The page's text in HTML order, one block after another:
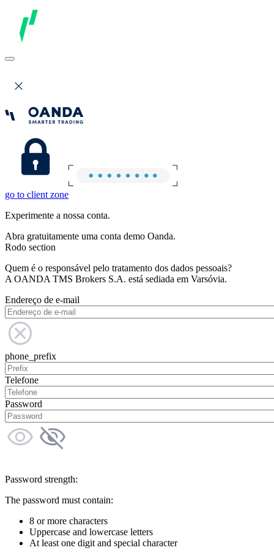
go to client zone
Experimente a nossa conta.
Abra gratuitamente uma conta demo Oanda.
Rodo section
Quem é o responsável pelo tratamento dos dados pessoais?
A OANDA TMS Brokers S.A. está sediada em Varsóvia.
Endereço de e-mail
phone_prefix
Telefone
Password
Password strength:
The password must contain:
8 or more characters
Uppercase and lowercase letters
At least one digit and special character